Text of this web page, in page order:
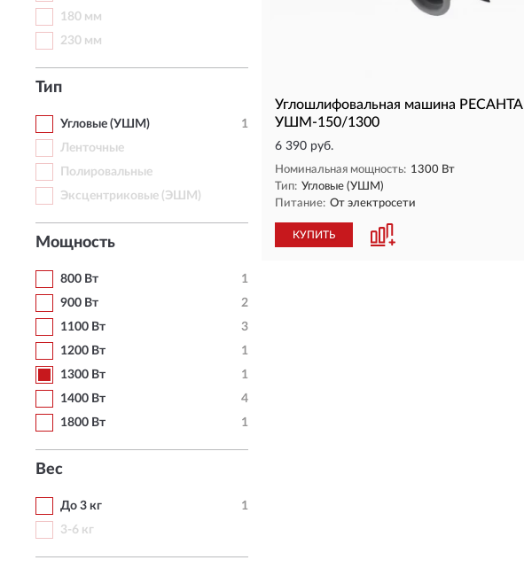
180 мм
230 мм
Тип
Угловые (УШМ)
1
Ленточные
Полировальные
Эксцентриковые (ЭШМ)
Мощность
800 Вт
1
900 Вт
2
1100 Вт
3
1200 Вт
1
1300 Вт
1
1400 Вт
4
1800 Вт
1
Вес
До 3 кг
1
3-6 кг
Углошлифовальная машина РЕСАНТА
УШМ-150/1300
6 390 руб.
Номинальная мощность: 1300 Вт
Тип: Угловые (УШМ)
Питание: От электросети
КУПИТЬ